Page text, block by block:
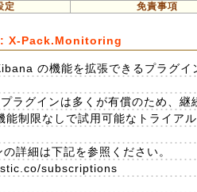
定 免責事項
X-Pack.Monitoring
の機能を拡張できるプラグイ
ラグインは多くが有償のため、継
能制限なしで試用可能なトライア
詳細は下記を参照ください。
subscriptions